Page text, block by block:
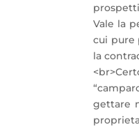
Vale la
cui pure
la
gettare